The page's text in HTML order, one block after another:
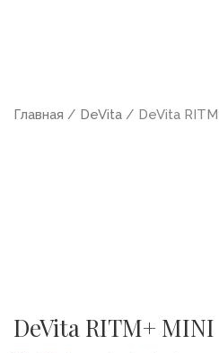
Главная / DeVita / DeVita
DeVita RITM+ MINI